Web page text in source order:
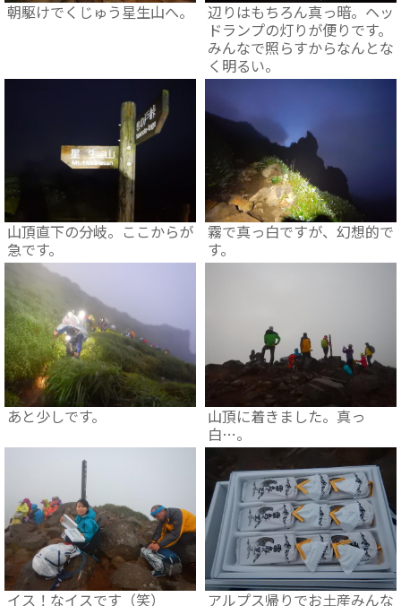
朝駆けでくじゅう星生山へ。
辺りはもちろん真っ暗。ヘッ
ドランプの灯りが便りです。
みんなで照らすからなんとな
く明るい。
山頂直下の分岐。ここからが
急です。
霧で真っ白ですが、幻想的で
す。
あと少しです。
山頂に着きました。真っ
白…。
イス！なイスです（笑）
アルプス帰りでお土産みんな